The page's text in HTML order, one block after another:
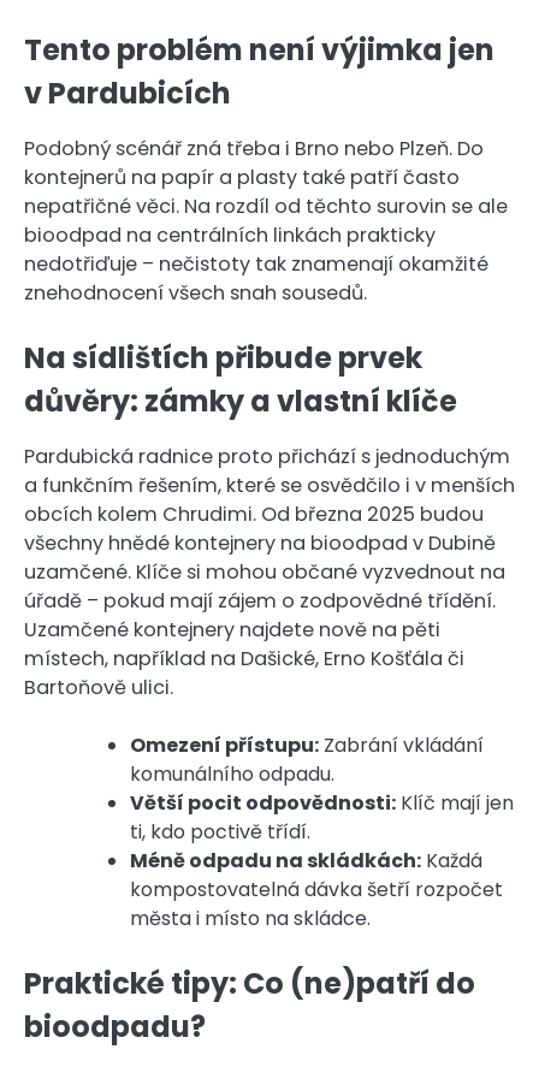
Tento problém není výjimka jen
v Pardubicích
Podobný scénář zná třeba i Brno nebo Plzeň. Do
kontejnerů na papír a plasty také patří často
nepatřičné věci. Na rozdíl od těchto surovin se ale
bioodpad na centrálních linkách prakticky
nedotřiďuje – nečistoty tak znamenají okamžité
znehodnocení všech snah sousedů.
Na sídlištích přibude prvek
důvěry: zámky a vlastní klíče
Pardubická radnice proto přichází s jednoduchým
a funkčním řešením, které se osvědčilo i v menších
obcích kolem Chrudimi. Od března 2025 budou
všechny hnědé kontejnery na bioodpad v Dubině
uzamčené. Klíče si mohou občané vyzvednout na
úřadě – pokud mají zájem o zodpovědné třídění.
Uzamčené kontejnery najdete nově na pěti
místech, například na Dašické, Erno Košťála či
Bartoňově ulici.
Omezení přístupu: Zabrání vkládání
komunálního odpadu.
Větší pocit odpovědnosti: Klíč mají jen
ti, kdo poctivě třídí.
Méně odpadu na skládkách: Každá
kompostovatelná dávka šetří rozpočet
města i místo na skládce.
Praktické tipy: Co (ne)patří do
bioodpadu?